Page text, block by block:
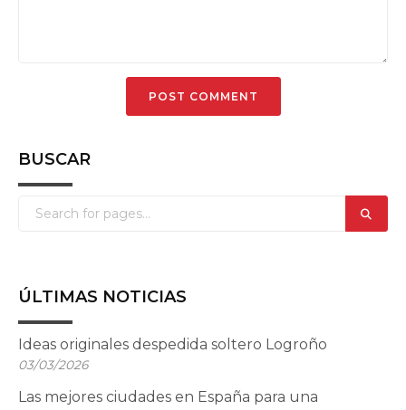
BUSCAR
ÚLTIMAS NOTICIAS
Ideas originales despedida soltero Logroño
03/03/2026
Las mejores ciudades en España para una